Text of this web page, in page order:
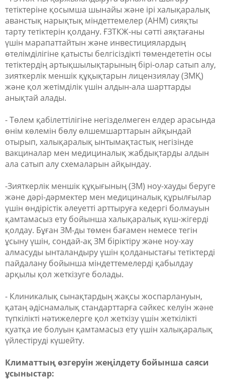
тетіктеріне қосымша шынайы және ірі халықаралық
аванстық нарықтық міндеттемелер (AНМ) сияқты
тарту тетіктерін қолдану. ҒЗТКЖ-ны сәтті аяқтағаны
үшін марапаттайтын және инвестициялардың
өтелімділігіне қатысты белгісіздікті төмендететін осы
тетіктердің артықшылықтарының бірі-олар сатып алу,
зияткерлік меншік құқықтарын лицензиялау (ЗМҚ)
және қол жетімділік үшін алдын-ала шарттарды
анықтай алады.
- Төлем қабілеттілігіне негізделмеген елдер арасында
өнім көлемін бөлу өлшемшарттарын айқындай
отырып, халықаралық ынтымақтастық негізінде
вакциналар мен медициналық жабдықтарды алдын
ала сатып алу схемаларын айқындау.
-Зияткерлік меншік құқығының (ЗМ) ноу-хауды беруге
және дәрі-дәрмектер мен медициналық құрылғылар
үшін өндірістік әлеуетті арттыруға кедергі болмауын
қамтамасыз ету бойынша халықаралық күш-жігерді
қолдау. Бұған ЗМ-ды төмен бағамен немесе тегін
ұсыну үшін, сондай-ақ ЗМ біріктіру және ноу-хау
алмасуды ынталандыру үшін қолданыстағы тетіктерді
пайдалану бойынша міндеттемелерді қабылдау
арқылы қол жеткізуге болады.
- Клиникалық сынақтардың жақсы жоспарлануын,
қатаң әдіснамалық стандарттарға сәйкес келуін және
түпкілікті нәтижелерге қол жеткізу үшін жеткілікті
қуатқа ие болуын қамтамасыз ету үшін халықаралық
үйлестіруді күшейту.
Климаттың өзгеруін жеңілдету бойынша саяси
ұсыныстар: